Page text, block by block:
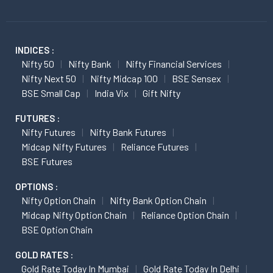
INDICES :
Nifty 50 Nifty Bank
Nifty Financial Services
Nifty Next 50
Nifty Midcap 100
BSE Sensex
BSE Small Cap
India Vix Gift Nifty
FUTURES :
Nifty Futures
Nifty Bank Futures
Midcap Nifty Futures
Reliance Futures
BSE Futures
OPTIONS :
Nifty Option Chain
Nifty Bank Option Chain
Midcap Nifty Option Chain
Reliance Option Chain
BSE Option Chain
GOLD RATES :
Gold Rate Today In Mumbai Gold Rate Today In Delhi